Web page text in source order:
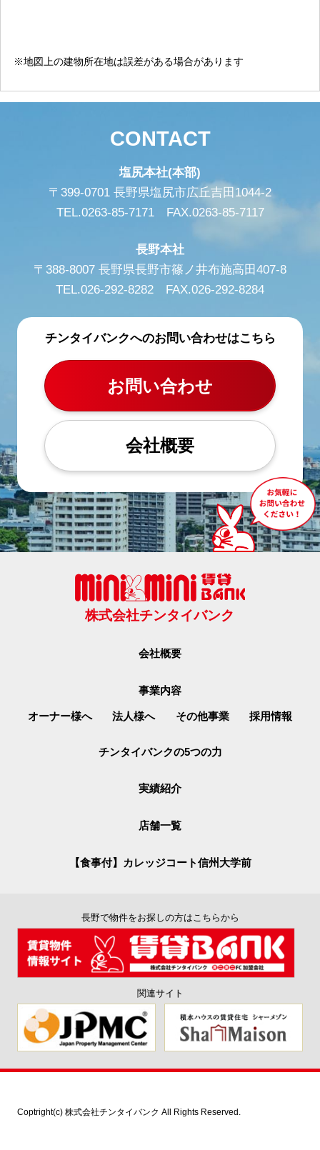
※地図上の建物所在地は誤差がある場合があります
CONTACT
塩尻本社(本部)
〒399-0701 長野県塩尻市広丘吉田1044-2
TEL.0263-85-7171 FAX.0263-85-7117
長野本社
〒388-8007 長野県長野市篠ノ井布施高田407-8
TEL.026-292-8282 FAX.026-292-8284
チンタイバンクへのお問い合わせはこちら
お問い合わせ
会社概要
株式会社チンタイバンク
会社概要
事業内容
オーナー様へ 法人様へ その他事業 採用情報
チンタイバンクの5つの力
実績紹介
店舗一覧
【食事付】カレッジコート信州大学前
長野で物件をお探しの方はこちらから
関連サイト
Coptright(c) 株式会社チンタイバンク All Rights Reserved.